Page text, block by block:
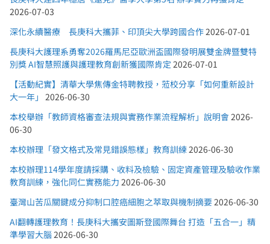
2026-07-03
深化永續醫療 長庚科大攜菲、印頂尖大學跨國合作2026-07-01
長庚科大護理系勇奪2026羅馬尼亞歐洲盃國際發明展雙金牌暨雙特
別獎 AI智慧照護與護理教育創新獲國際肯定 2026-07-01
【活動紀實】清華大學焦傳金特聘教授，蒞校分享「如何重新設計
大一年」 2026-06-30
本校舉辦「教師資格審查法規與實務作業流程解析」說明會2026-
06-30
本校辦理「發文格式及常見錯誤態樣」教育訓練2026-06-30
本校辦理114學年度請採購、收料及檢驗、固定資產管理及驗收作業
教育訓練，強化同仁實務能力 2026-06-30
臺灣山苦瓜關鍵成分抑制口腔癌細胞之萃取與機制摘要2026-06-30
AI翻轉護理教育！長庚科大攜安圖斯登國際舞台 打造「五合一」精
準學習大腦 2026-06-30